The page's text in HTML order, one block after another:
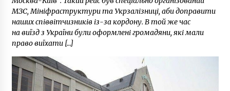
МЗС, Мініфраструктури та Укрзалізниці, аби доправити
наших співвітчизників із-за кордону. В той же час
на виїзд з України були оформлені громадяни, які мали
право виїхати […]